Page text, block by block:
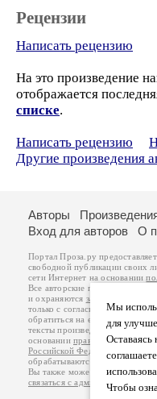
Рецензии
Написать рецензию
На это произведение
отображается
списке.
Написать рецензию
Другие произведения
Мы
для
Оставаясь
Чтобы
Авторы
Вход для авторов
О
Портал Проза.ру
свободной публикации своих
сети Интернет на основании
Все авторские права на
и охраняются законом
.
только с согласия его автора,
обратиться на его авторской
тексты произведений авторы
основанииправил публикации
Российской Федерации
обрабатываются на основании
Вы также можете посмотреть
связаться с администрацией